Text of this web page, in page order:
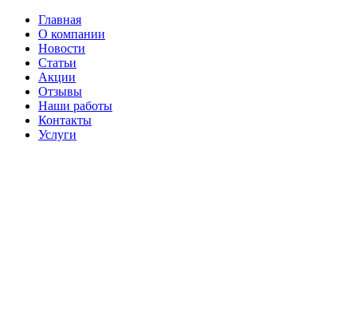
Главная
О компании
Новости
Статьи
Акции
Отзывы
Наши работы
Контакты
Услуги